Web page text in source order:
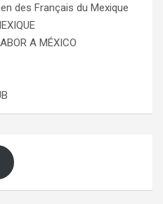
des Français du Mexique
A MÉXICO